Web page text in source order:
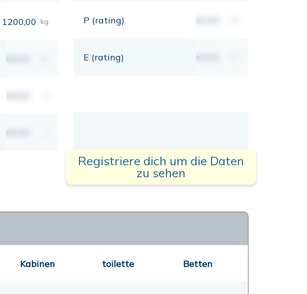
1200,00 kg
00,00
00,00
00,00
P (rating) 00,00
E (rating) 00,00
Registriere dich um die Daten
zu sehen
Kabinen toilette Betten